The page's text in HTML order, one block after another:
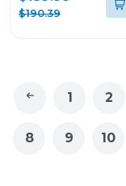
CANCELACIÓN DE
$190.39
1 2
8 9 10